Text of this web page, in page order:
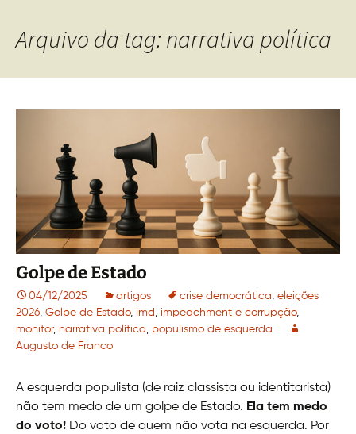
Arquivo da tag: narrativa política
Golpe de Estado
04/12/2025 artigos crise democrática, eleições
2026, Golpe de Estado, imd , impeachment e corrupção,
monitor, narrativa política, populismo de esquerda
Augusto de Franco
A esquerda populista (de raiz classista ou identitarista)
não tem medo de um golpe de Estado. Ela tem medo
do voto! Do voto de quem não vota na esquerda. Por